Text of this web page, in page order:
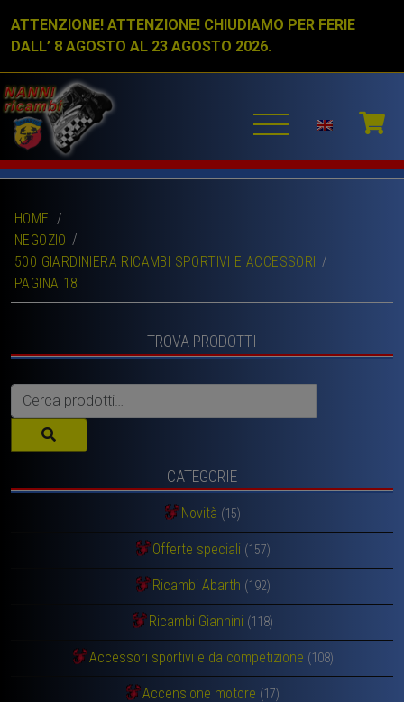
ATTENZIONE! ATTENZIONE! CHIUDIAMO PER FERIE
DALL’ 8 AGOSTO AL 23 AGOSTO 2026.
HOME /
NEGOZIO
500 GIARDINIERA RICAMBI SPORTIVI E ACCESSORI
PAGINA 18
TROVA PRODOTTI
Cerca:
CATEGORIE
Novità (15)
Offerte speciali (157)
Ricambi Abarth (192)
Ricambi Giannini (118)
Accessori sportivi e da competizione (108)
Accensione motore (17)